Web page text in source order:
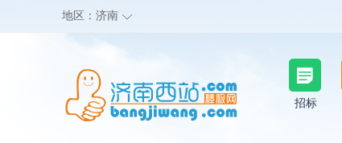
地区： 济南
招标